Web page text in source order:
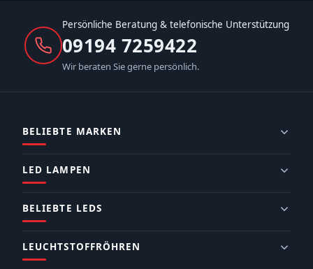
Persönliche Beratung & telefonische Unterstützung
09194 7259422
Wir beraten Sie gerne persönlich.
BELIEBTE MARKEN
LED LAMPEN
BELIEBTE LEDS
LEUCHTSTOFFRÖHREN